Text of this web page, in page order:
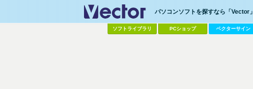
パソコンソフトを探すなら「Vector」
ソフトライブラリ PCショップ ベクターサイン